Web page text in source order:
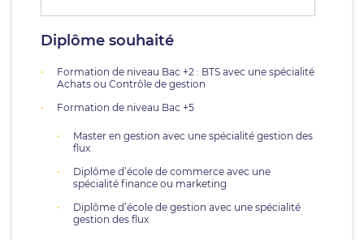
Diplôme souhaité
Formation de niveau Bac +2 : BTS avec une spécialité
Achats ou Contrôle de gestion
Formation de niveau Bac +5
Master en gestion avec une spécialité gestion des
flux
Diplôme d’école de commerce avec une
spécialité finance ou marketing
Diplôme d’école de gestion avec une spécialité
gestion des flux